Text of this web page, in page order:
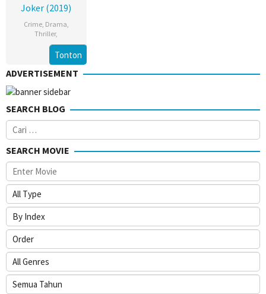
Joker (2019)
Crime, Drama,
Thriller,
Tonton
ADVERTISEMENT
SEARCH BLOG
Cari
untuk:
SEARCH MOVIE